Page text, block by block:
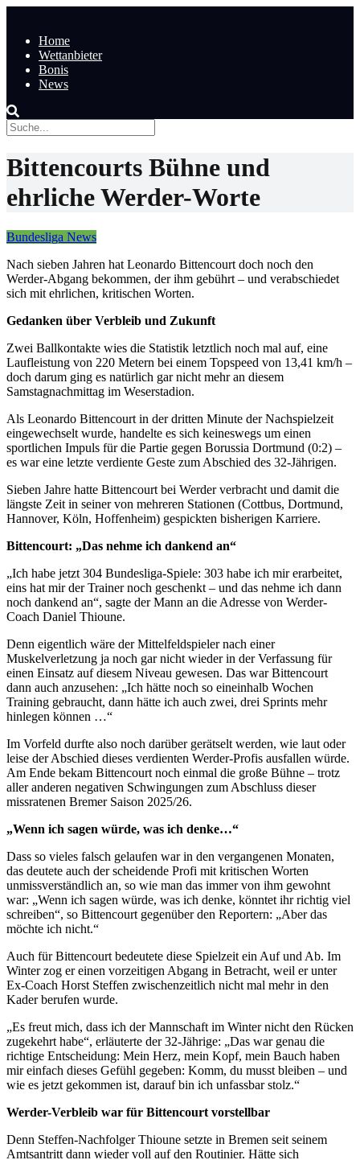
Home
Wettanbieter
Bonis
News
Bittencourts Bühne und
ehrliche Werder-Worte
Bundesliga News
Nach sieben Jahren hat Leonardo Bittencourt doch noch den
Werder-Abgang bekommen, der ihm gebührt – und verabschiedet
sich mit ehrlichen, kritischen Worten.
Gedanken über Verbleib und Zukunft
Zwei Ballkontakte wies die Statistik letztlich noch mal auf, eine
Laufleistung von 220 Metern bei einem Topspeed von 13,41 km/h –
doch darum ging es natürlich gar nicht mehr an diesem
Samstagnachmittag im Weserstadion.
Als Leonardo Bittencourt in der dritten Minute der Nachspielzeit
eingewechselt wurde, handelte es sich keineswegs um einen
sportlichen Impuls für die Partie gegen Borussia Dortmund (0:2) –
es war eine letzte verdiente Geste zum Abschied des 32-Jährigen.
Sieben Jahre hatte Bittencourt bei Werder verbracht und damit die
längste Zeit in seiner von mehreren Stationen (Cottbus, Dortmund,
Hannover, Köln, Hoffenheim) gespickten bisherigen Karriere.
Bittencourt: „Das nehme ich dankend an“
„Ich habe jetzt 304 Bundesliga-Spiele: 303 habe ich mir erarbeitet,
eins hat mir der Trainer noch geschenkt – und das nehme ich dann
noch dankend an“, sagte der Mann an die Adresse von Werder-
Coach Daniel Thioune.
Denn eigentlich wäre der Mittelfeldspieler nach einer
Muskelverletzung ja noch gar nicht wieder in der Verfassung für
einen Einsatz auf diesem Niveau gewesen. Das war Bittencourt
dann auch anzusehen: „Ich hätte noch so eineinhalb Wochen
Training gebraucht, dann hätte ich auch zwei, drei Sprints mehr
hinlegen können …“
Im Vorfeld durfte also noch darüber gerätselt werden, wie laut oder
leise der Abschied dieses verdienten Werder-Profis ausfallen würde.
Am Ende bekam Bittencourt noch einmal die große Bühne – trotz
aller anderen negativen Schwingungen zum Abschluss dieser
missratenen Bremer Saison 2025/26.
„Wenn ich sagen würde, was ich denke…“
Dass so vieles falsch gelaufen war in den vergangenen Monaten,
das deutete auch der scheidende Profi mit kritischen Worten
unmissverständlich an, so wie man das immer von ihm gewohnt
war: „Wenn ich sagen würde, was ich denke, könntet ihr richtig viel
schreiben“, so Bittencourt gegenüber den Reportern: „Aber das
möchte ich nicht.“
Auch für Bittencourt bedeutete diese Spielzeit ein Auf und Ab. Im
Winter zog er einen vorzeitigen Abgang in Betracht, weil er unter
Ex-Coach Horst Steffen zwischenzeitlich nicht mal mehr in den
Kader berufen wurde.
„Es freut mich, dass ich der Mannschaft im Winter nicht den Rücken
zugekehrt habe“, erläuterte der 32-Jährige: „Das war genau die
richtige Entscheidung: Mein Herz, mein Kopf, mein Bauch haben
mir einfach dieses Gefühl gegeben: Komm, du musst bleiben – und
wie es jetzt gekommen ist, darauf bin ich unfassbar stolz.“
Werder-Verbleib war für Bittencourt vorstellbar
Denn Steffen-Nachfolger Thioune setzte in Bremen seit seinem
Amtsantritt dann wieder voll auf den Routinier. Hätte sich